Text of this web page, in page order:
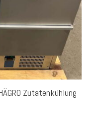
Zutatenkühlung